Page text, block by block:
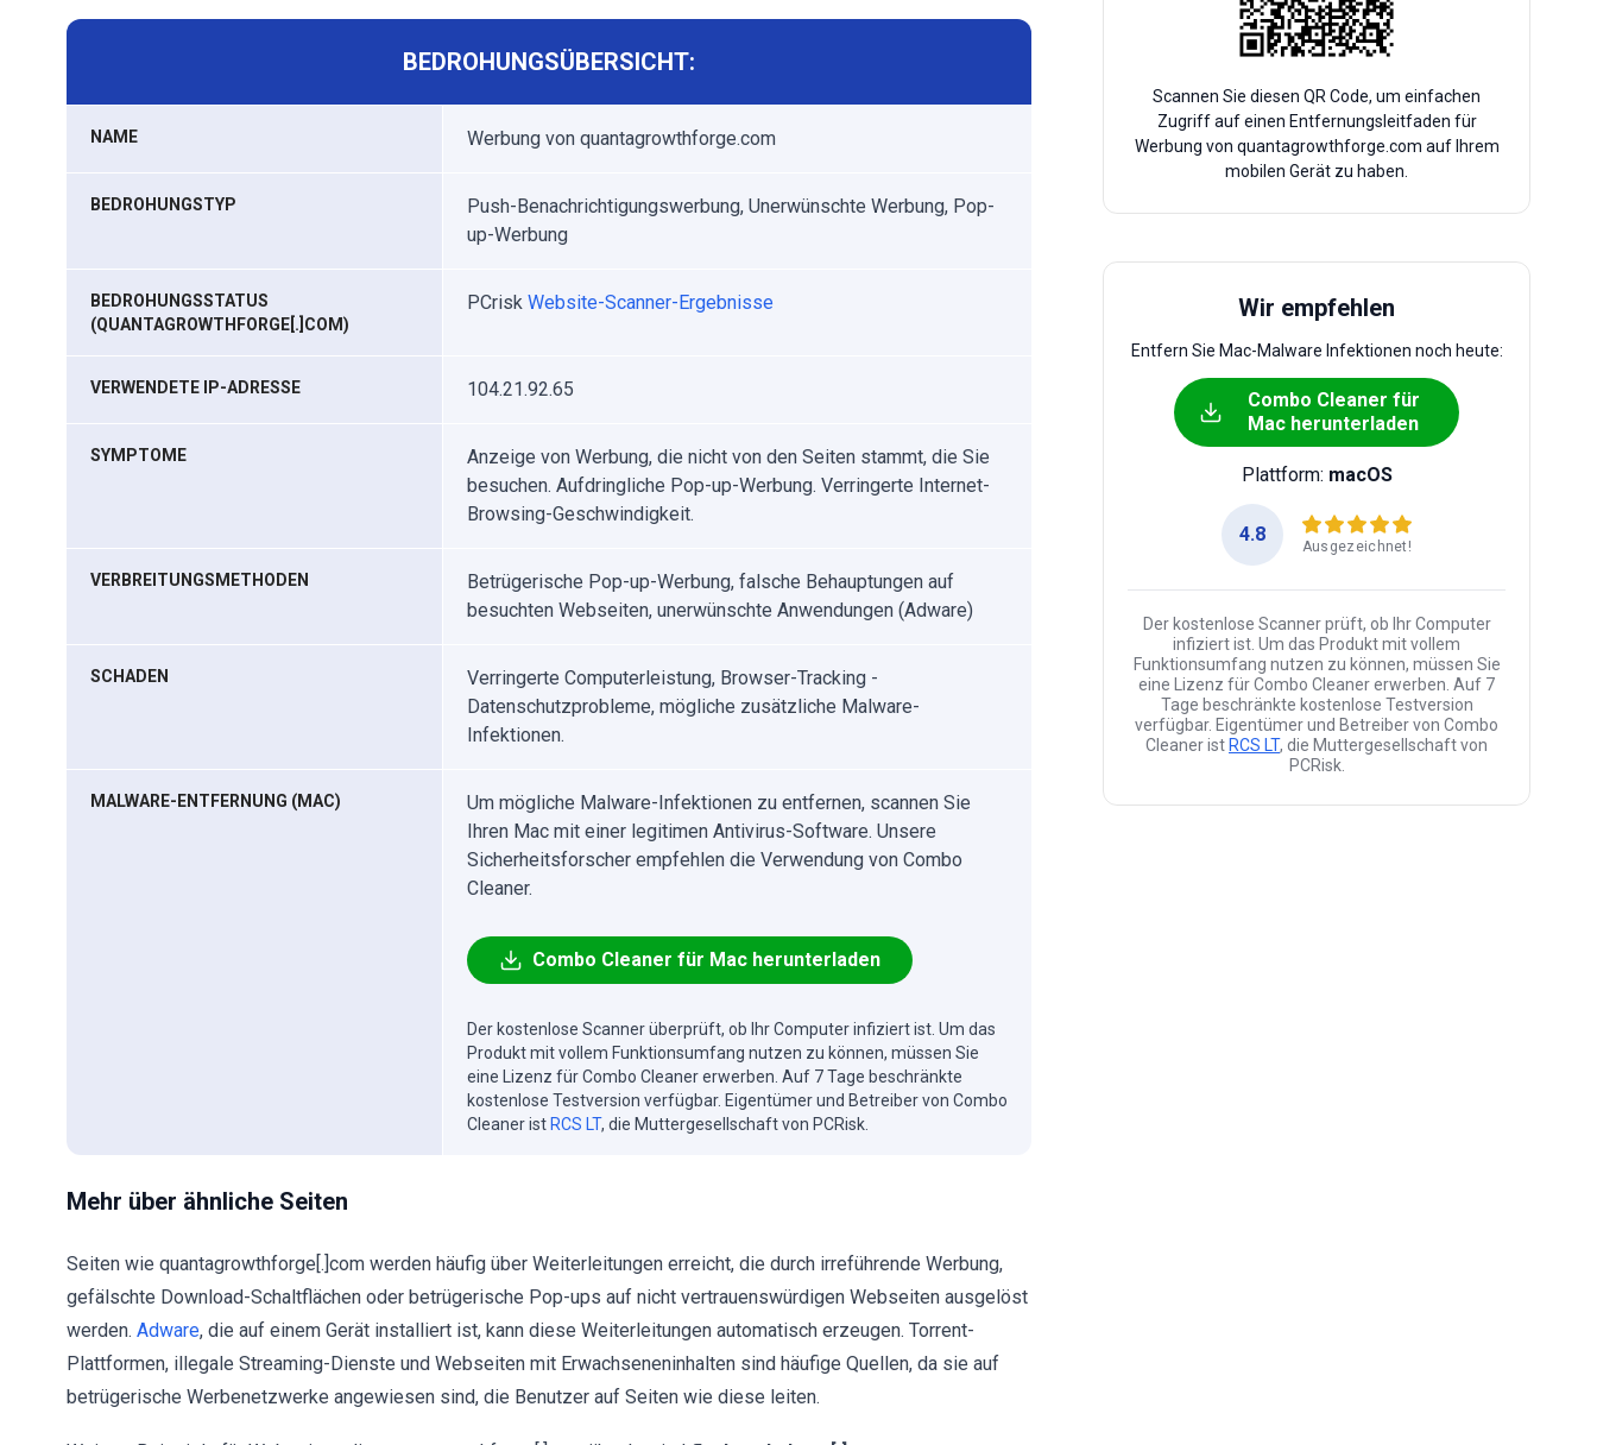
BEDROHUNGSÜBERSICHT:
NAME Werbung von quantagrowthforge.com
BEDROHUNGSTYP
Push-Benachrichtigungswerbung, Unerwünschte Werbung, Pop-
up-Werbung
BEDROHUNGSSTATUS
(QUANTAGROWTHFORGE[.]COM)
PCrisk Website-Scanner-Ergebnisse
VERWENDETE IP-ADRESSE 104.21.92.65
SYMPTOME
Anzeige von Werbung, die nicht von den Seiten stammt, die Sie
besuchen. Aufdringliche Pop-up-Werbung. Verringerte Internet-
Browsing-Geschwindigkeit.
VERBREITUNGSMETHODEN
Betrügerische Pop-up-Werbung, falsche Behauptungen auf
besuchten Webseiten, unerwünschte Anwendungen (Adware)
SCHADEN
Verringerte Computerleistung, Browser-Tracking -
Datenschutzprobleme, mögliche zusätzliche Malware-
Infektionen.
MALWARE-ENTFERNUNG (MAC)
Um mögliche Malware-Infektionen zu entfernen, scannen Sie
Ihren Mac mit einer legitimen Antivirus-Software. Unsere
Sicherheitsforscher empfehlen die Verwendung von Combo
Cleaner.
Combo Cleaner für Mac herunterladen
Der kostenlose Scanner überprüft, ob Ihr Computer infiziert ist. Um das
Produkt mit vollem Funktionsumfang nutzen zu können, müssen Sie
eine Lizenz für Combo Cleaner erwerben. Auf 7 Tage beschränkte
kostenlose Testversion verfügbar. Eigentümer und Betreiber von Combo
Cleaner ist RCS LT, die Muttergesellschaft von PCRisk.
Mehr über ähnliche Seiten
Seiten wie quantagrowthforge[.]com werden häufig über Weiterleitungen erreicht, die durch irreführende Werbung,
gefälschte Download-Schaltflächen oder betrügerische Pop-ups auf nicht vertrauenswürdigen Webseiten ausgelöst
werden. Adware, die auf einem Gerät installiert ist, kann diese Weiterleitungen automatisch erzeugen. Torrent-
Plattformen, illegale Streaming-Dienste und Webseiten mit Erwachseneninhalten sind häufige Quellen, da sie auf
betrügerische Werbenetzwerke angewiesen sind, die Benutzer auf Seiten wie diese leiten.
Scannen Sie diesen QR Code, um einfachen
Zugriff auf einen Entfernungsleitfaden für
Werbung von quantagrowthforge.com auf Ihrem
mobilen Gerät zu haben.
Wir empfehlen
Entfern Sie Mac-Malware Infektionen noch heute:
Combo Cleaner für
Mac herunterladen
Plattform: macOS
4.8
Ausgezeichnet!
Der kostenlose Scanner prüft, ob Ihr Computer
infiziert ist. Um das Produkt mit vollem
Funktionsumfang nutzen zu können, müssen Sie
eine Lizenz für Combo Cleaner erwerben. Auf 7
Tage beschränkte kostenlose Testversion
verfügbar. Eigentümer und Betreiber von Combo
Cleaner ist RCS LT, die Muttergesellschaft von
PCRisk.